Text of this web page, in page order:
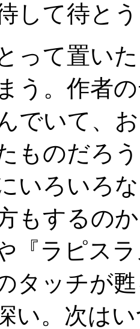
して待と
って置いた
う。作者
でいて、
ものだろ
いろいろ
もするの
『ラピス
タッチが
い。次は